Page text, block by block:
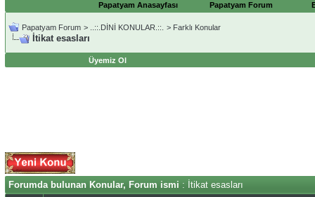
Papatyam Anasayfası Papatyam Forum
Papatyam Forum > ..::.DİNİ KONULAR.::. > Farklı Konular
İtikat esasları
Üyemiz Ol
Forumda bulunan Konular, Forum ismi : İtikat esasları